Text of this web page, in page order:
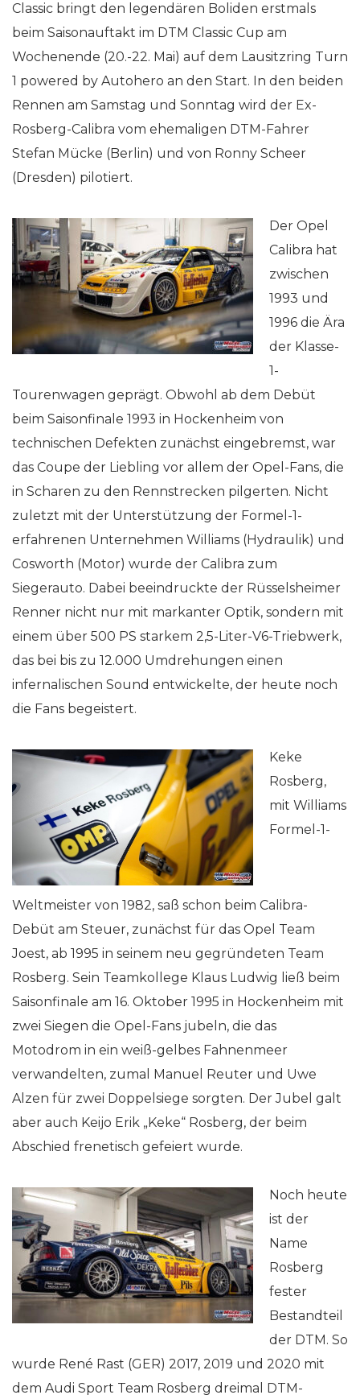
Classic bringt den legendären Boliden erstmals
beim Saisonauftakt im DTM Classic Cup am
Wochenende (20.-22. Mai) auf dem Lausitzring Turn
1 powered by Autohero an den Start. In den beiden
Rennen am Samstag und Sonntag wird der Ex-
Rosberg-Calibra vom ehemaligen DTM-Fahrer
Stefan Mücke (Berlin) und von Ronny Scheer
(Dresden) pilotiert.
Der Opel
Calibra hat
zwischen
1993 und
1996 die Ära
der Klasse-
1-
Tourenwagen geprägt. Obwohl ab dem Debüt
beim Saisonfinale 1993 in Hockenheim von
technischen Defekten zunächst eingebremst, war
das Coupe der Liebling vor allem der Opel-Fans, die
in Scharen zu den Rennstrecken pilgerten. Nicht
zuletzt mit der Unterstützung der Formel-1-
erfahrenen Unternehmen Williams (Hydraulik) und
Cosworth (Motor) wurde der Calibra zum
Siegerauto. Dabei beeindruckte der Rüsselsheimer
Renner nicht nur mit markanter Optik, sondern mit
einem über 500 PS starkem 2,5-Liter-V6-Triebwerk,
das bei bis zu 12.000 Umdrehungen einen
infernalischen Sound entwickelte, der heute noch
die Fans begeistert.
Keke
Rosberg,
mit Williams
Formel-1-
Weltmeister von 1982, saß schon beim Calibra-
Debüt am Steuer, zunächst für das Opel Team
Joest, ab 1995 in seinem neu gegründeten Team
Rosberg. Sein Teamkollege Klaus Ludwig ließ beim
Saisonfinale am 16. Oktober 1995 in Hockenheim mit
zwei Siegen die Opel-Fans jubeln, die das
Motodrom in ein weiß-gelbes Fahnenmeer
verwandelten, zumal Manuel Reuter und Uwe
Alzen für zwei Doppelsiege sorgten. Der Jubel galt
aber auch Keijo Erik „Keke“ Rosberg, der beim
Abschied frenetisch gefeiert wurde.
Noch heute
ist der
Name
Rosberg
fester
Bestandteil
der DTM. So
wurde René Rast (GER) 2017, 2019 und 2020 mit
dem Audi Sport Team Rosberg dreimal DTM-